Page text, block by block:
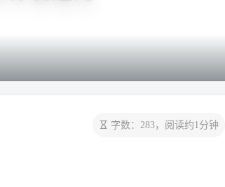
字数：283，阅读约1分钟